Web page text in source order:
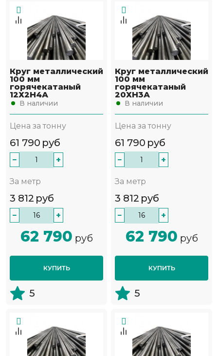
Круг металлический
100 мм
горячекатаный
12Х2Н4А
В наличии
Цена за тонну
61 790 руб
− +
За метр
3 812 руб
− +
62 790 руб
КУПИТЬ
5
Круг металлический
100 мм
горячекатаный
20ХН3А
В наличии
Цена за тонну
61 790 руб
− +
За метр
3 812 руб
− +
62 790 руб
КУПИТЬ
5